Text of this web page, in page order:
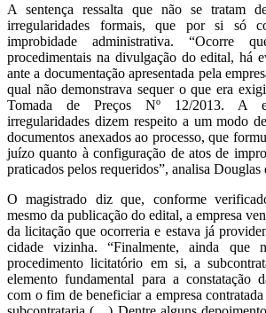
A sentença ressalta que não se tratam
irregularidades formais, que por si só
improbidade administrativa. “Ocorre
procedimentais na divulgação do edital, há
ante a documentação apresentada pela
qual não demonstrava sequer o que era
Tomada de Preços Nº 12/2013. A
irregularidades dizem respeito a um modo
documentos anexados ao processo, que
juízo quanto à configuração de atos de
praticados pelos requeridos”, analisa Douglas
O magistrado diz que, conforme
mesmo da publicação do edital, a empresa
da licitação que ocorreria e estava já
cidade vizinha. “Finalmente, ainda que
procedimento licitatório em si, a
elemento fundamental para a constatação
com o fim de beneficiar a empresa contratada